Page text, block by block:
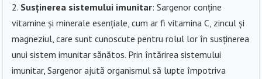
Susținerea sistemului imunitar: Sargenor conține
vitamine și minerale esențiale, cum ar fi vitamina C, zincul și
magneziul, care sunt cunoscute pentru rolul lor în susținerea
unui sistem imunitar sănătos. Prin întărirea sistemului
imunitar, Sargenor ajută organismul să lupte împotriva